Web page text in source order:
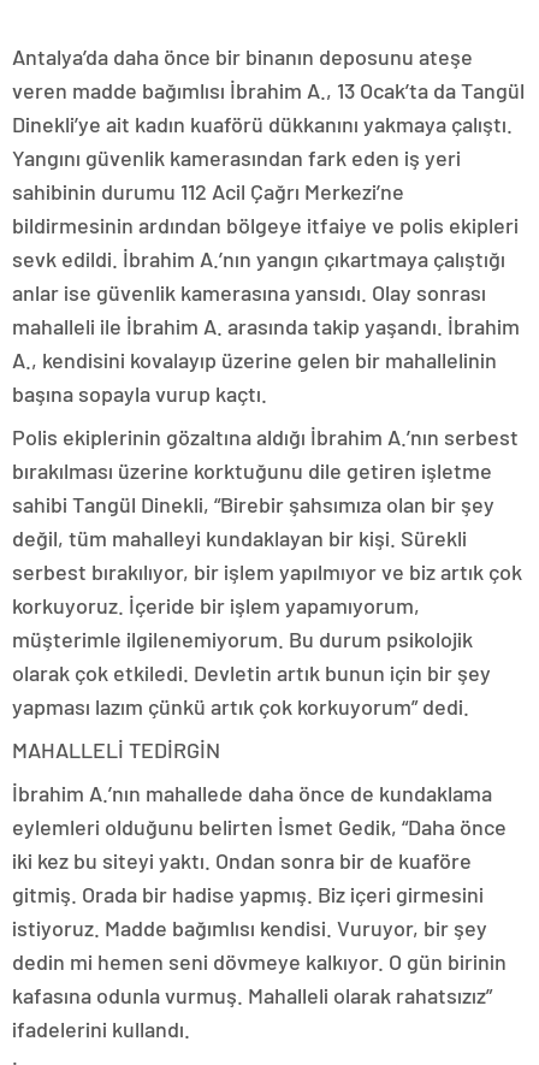
Antalya’da daha önce bir binanın deposunu ateşe
veren madde bağımlısı İbrahim A., 13 Ocak’ta da Tangül
Dinekli’ye ait kadın kuaförü dükkanını yakmaya çalıştı.
Yangını güvenlik kamerasından fark eden iş yeri
sahibinin durumu 112 Acil Çağrı Merkezi’ne
bildirmesinin ardından bölgeye itfaiye ve polis ekipleri
sevk edildi. İbrahim A.’nın yangın çıkartmaya çalıştığı
anlar ise güvenlik kamerasına yansıdı. Olay sonrası
mahalleli ile İbrahim A. arasında takip yaşandı. İbrahim
A., kendisini kovalayıp üzerine gelen bir mahallelinin
başına sopayla vurup kaçtı.
Polis ekiplerinin gözaltına aldığı İbrahim A.’nın serbest
bırakılması üzerine korktuğunu dile getiren işletme
sahibi Tangül Dinekli, “Birebir şahsımıza olan bir şey
değil, tüm mahalleyi kundaklayan bir kişi. Sürekli
serbest bırakılıyor, bir işlem yapılmıyor ve biz artık çok
korkuyoruz. İçeride bir işlem yapamıyorum,
müşterimle ilgilenemiyorum. Bu durum psikolojik
olarak çok etkiledi. Devletin artık bunun için bir şey
yapması lazım çünkü artık çok korkuyorum” dedi.
MAHALLELİ TEDİRGİN
İbrahim A.’nın mahallede daha önce de kundaklama
eylemleri olduğunu belirten İsmet Gedik, “Daha önce
iki kez bu siteyi yaktı. Ondan sonra bir de kuaföre
gitmiş. Orada bir hadise yapmış. Biz içeri girmesini
istiyoruz. Madde bağımlısı kendisi. Vuruyor, bir şey
dedin mi hemen seni dövmeye kalkıyor. O gün birinin
kafasına odunla vurmuş. Mahalleli olarak rahatsızız”
ifadelerini kullandı.